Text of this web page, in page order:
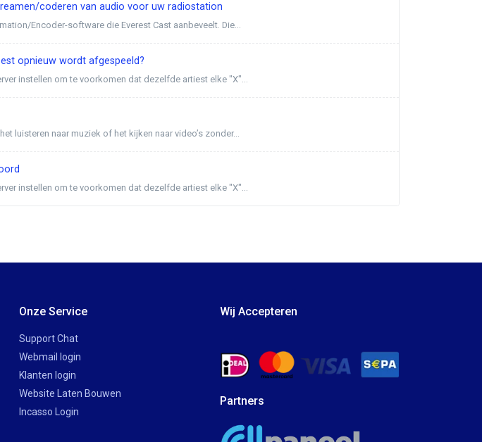
coderen van audio voor uw radiostation
Encoder-software die Everest Cast aanbeveelt. Die...
opnieuw wordt afgespeeld?
instellen om te voorkomen dat dezelfde artiest elke "X"...
luisteren naar muziek of het kijken naar video’s zonder...
instellen om te voorkomen dat dezelfde artiest elke "X"...
Onze Service
Support Chat
Webmail login
Klanten login
Website Laten Bouwen
Incasso Login
Wij Accepteren
Partners